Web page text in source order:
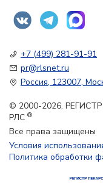
+7 (499) 281-91-91
pr@rlsnet.ru
Россия, 123007,
© 2000-2026.
РЛС ®
Все права защищены
Условия
Политика обработки